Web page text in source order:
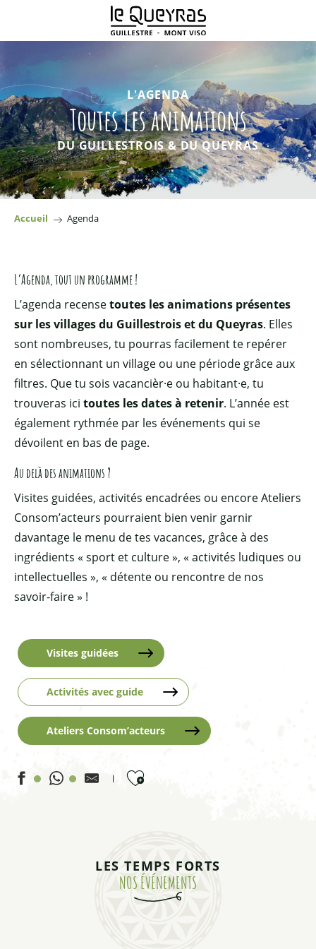
contenu
L'AGENDA
Toutes les animations
DU GUILLESTROIS & DU QUEYRAS
Accueil Agenda
L’Agenda, tout un programme !
L’agenda recensetoutes les animations présentes
sur les villages du Guillestrois et du Queyras. Elles
sont nombreuses, tu pourras facilement te repérer
en sélectionnant un village ou une période grâce aux
filtres. Que tu sois vacancièr·e ou habitant·e, tu
trouveras ici toutes les dates à retenir. L’année est
également rythmée par les événements qui se
dévoilent en bas de page.
Au delà des animations ?
Visites guidées, activités encadrées ou encore Ateliers
Consom’acteurs pourraient bien venir garnir
davantage le menu de tes vacances, grâce à des
ingrédients « sport et culture », « activités ludiques ou
intellectuelles », « détente ou rencontre de nos
savoir-faire » !
Visites guidées
Activités avec guide
Ateliers Consom’acteurs
Ajouter aux favoris
FESTIVAL POTES DE MARMOTS - Jasmine ou le Mélange
FESTIVAL POTES DE MARMOTS - Interlude musical -
LES TEMPS FORTS
NOS ÉVÉNEMENTS